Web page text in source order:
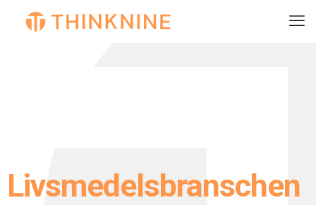
Livsmedelsbranschen